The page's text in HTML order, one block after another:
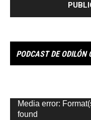
PODCAST DE ODILÓN
Reproductor
de
Media error:
found